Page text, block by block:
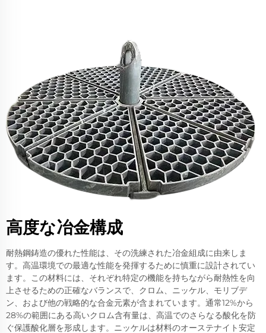
高度な冶金構成
耐熱鋼鋳造の優れた性能は、その洗練された冶金組成に由来しま
す。高温環境での最適な性能を発揮するために慎重に設計されてい
ます。この材料には、それぞれ特定の機能を持ちながら耐熱性を向
上させるための正確なバランスで、クロム、ニッケル、モリブデ
ン、および他の戦略的な合金元素が含まれています。通常12%から
28%の範囲にある高いクロム含有量は、高温でのさらなる酸化を防
ぐ保護酸化層を形成します。ニッケルは材料のオーステナイト安定